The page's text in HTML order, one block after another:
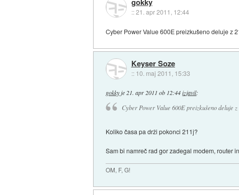
::21. apr 2011, 12:44
Cyber Power Value 600E preizkušeno deluje z
Keyser Soze
:: 10. maj 2011, 15:33
gokkyje 21. apr 2011 ob 12:44 izjavil:
Cyber Power Value 600E preizkušeno deluje
Koliko časa pa drži pokonci 211j?
Sam bi namreč rad gor zadegal modem, router
OM, F, G!